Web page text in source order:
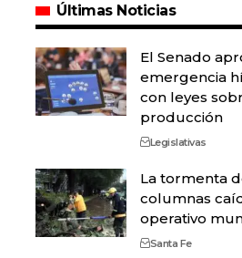
Últimas Noticias
El Senado
emergencia
con leyes
producción
Legislativas
La tormenta
columnas
operativo
Santa Fe